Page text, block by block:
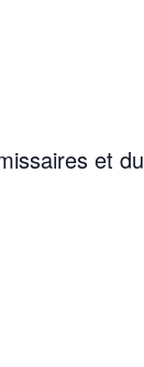
et du